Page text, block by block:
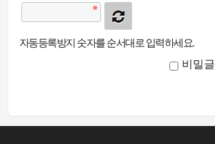
자동등록방지 숫자를 순서대로 입력하세요.
비밀글